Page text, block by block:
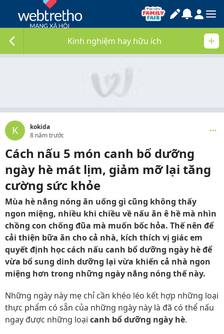
Kinh nghiệm hay hữu ích
K
kokida
8 năm trước
Cách nấu 5 món canh bổ dưỡng
ngày hè mát lịm, giảm mỡ lại tăng
cường sức khỏe
Mùa hè nắng nóng ăn uống gì cũng không thấy
ngon miệng, nhiều khi chiều về nấu ăn ê hề mà nhìn
chồng con chống đũa mà muốn bốc hỏa. Thế nên để
cải thiện bữa ăn cho cả nhà, kích thích vị giác em
quyết định học cách nấu canh bổ dưỡng ngày hè để
vừa bổ sung dinh dưỡng lại vừa khiến cả nhà ngon
miệng hơn trong những ngày nắng nóng thế này.
Những ngày này mẹ chỉ cần khéo léo kết hợp những loại
thực phẩm có sẵn của những ngày này là đã có thể nấu
ngay được những loại canh bổ dưỡng ngày hè.